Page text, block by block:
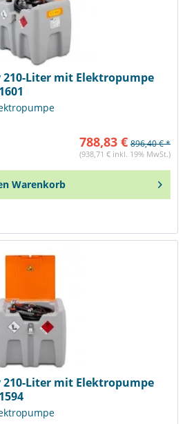
210-Liter mit Elektropumpe
788,83 € 896,40 € *
(938,71 € inkl. 19% MwSt.)
Warenkorb
210-Liter mit Elektropumpe